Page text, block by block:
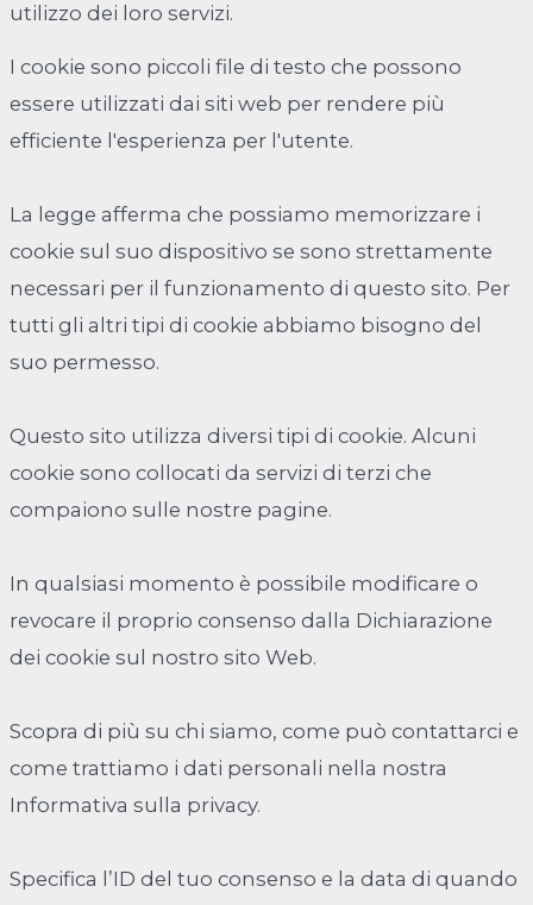
utilizzo dei loro servizi.
I cookie sono piccoli file di testo che possono
essere utilizzati dai siti web per rendere più
efficiente l'esperienza per l'utente.
La legge afferma che possiamo memorizzare i
cookie sul suo dispositivo se sono strettamente
necessari per il funzionamento di questo sito. Per
tutti gli altri tipi di cookie abbiamo bisogno del
suo permesso.
Questo sito utilizza diversi tipi di cookie. Alcuni
cookie sono collocati da servizi di terzi che
compaiono sulle nostre pagine.
In qualsiasi momento è possibile modificare o
revocare il proprio consenso dalla Dichiarazione
dei cookie sul nostro sito Web.
Scopra di più su chi siamo, come può contattarci e
come trattiamo i dati personali nella nostra
Informativa sulla privacy.
Specifica l’ID del tuo consenso e la data di quando